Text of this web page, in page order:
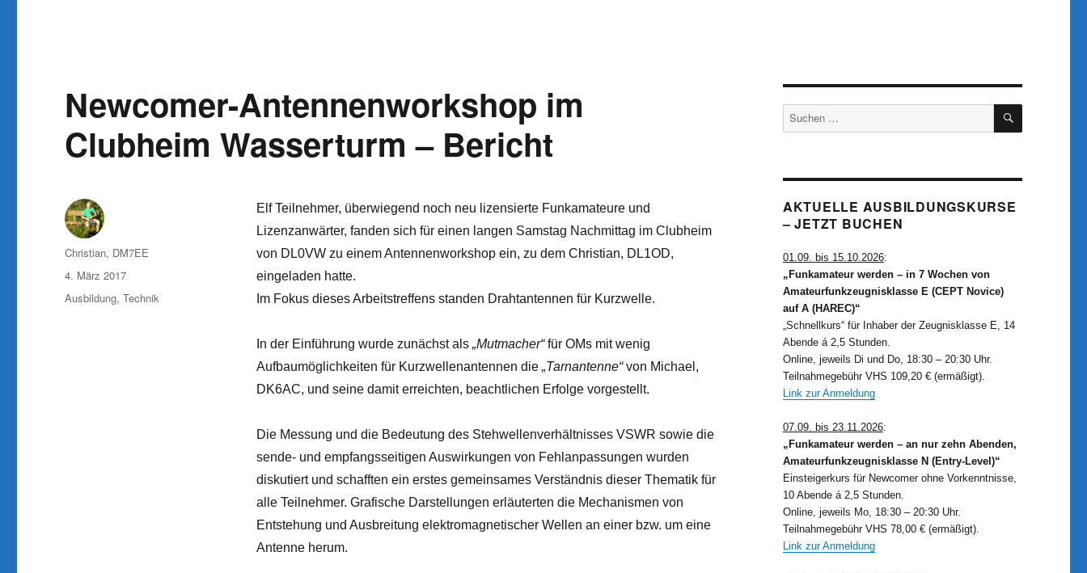
Newcomer-Antennenworkshop im
Clubheim Wasserturm – Bericht
Elf Teilnehmer, überwiegend noch neu lizensierte Funkamateure und
Lizenzanwärter, fanden sich für einen langen Samstag Nachmittag im Clubheim
von DL0VW zu einem Antennenworkshop ein, zu dem Christian, DL1OD,
eingeladen hatte.
Im Fokus dieses Arbeitstreffens standen Drahtantennen für Kurzwelle.
In der Einführung wurde zunächst als „Mutmacher“für OMs mit wenig
Aufbaumöglichkeiten für Kurzwellenantennen die „Tarnantenne“von Michael,
DK6AC, und seine damit erreichten, beachtlichen Erfolge vorgestellt.
Die Messung und die Bedeutung des Stehwellenverhältnisses VSWR sowie die
sende- und empfangsseitigen Auswirkungen von Fehlanpassungen wurden
diskutiert und schafften ein erstes gemeinsames Verständnis dieser Thematik für
alle Teilnehmer. Grafische Darstellungen erläuterten die Mechanismen von
Entstehung und Ausbreitung elektromagnetischer Wellen an einer bzw. um eine
Antenne herum.
Autor
Christian, DM7EE
Veröffentlicht
am
4. März 2017
Kategorien
Ausbildung,Technik
Suchen
nach:
SUCHEN
AKTUELLE AUSBILDUNGSKURSE
– JETZT BUCHEN
01.09. bis 15.10.2026:
„Funkamateur werden – in 7 Wochen von
Amateurfunkzeugnisklasse E (CEPT Novice)
auf A (HAREC)“
„Schnellkurs“ für Inhaber der Zeugnisklasse E, 14
Abende á 2,5 Stunden.
Online, jeweils Di und Do, 18:30 – 20:30 Uhr.
Teilnahmegebühr VHS 109,20 € (ermäßigt).
Link zur Anmeldung
07.09. bis 23.11.2026:
„Funkamateur werden – an nur zehn Abenden,
Amateurfunkzeugnisklasse N (Entry-Level)“
Einsteigerkurs für Newcomer ohne Vorkenntnisse,
10 Abende á 2,5 Stunden.
Online, jeweils Mo, 18:30 – 20:30 Uhr.
Teilnahmegebühr VHS 78,00 € (ermäßigt).
Link zur Anmeldung